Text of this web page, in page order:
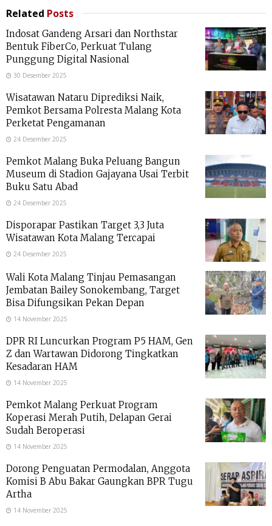
Related Posts
Indosat Gandeng Arsari dan Northstar
Bentuk FiberCo, Perkuat Tulang
Punggung Digital Nasional
30 Desember 2025
Wisatawan Nataru Diprediksi Naik,
Pemkot Bersama Polresta Malang Kota
Perketat Pengamanan
24 Desember 2025
Pemkot Malang Buka Peluang Bangun
Museum di Stadion Gajayana Usai Terbit
Buku Satu Abad
24 Desember 2025
Disporapar Pastikan Target 3,3 Juta
Wisatawan Kota Malang Tercapai
24 Desember 2025
Wali Kota Malang Tinjau Pemasangan
Jembatan Bailey Sonokembang, Target
Bisa Difungsikan Pekan Depan
14 November 2025
DPR RI Luncurkan Program P5 HAM, Gen
Z dan Wartawan Didorong Tingkatkan
Kesadaran HAM
14 November 2025
Pemkot Malang Perkuat Program
Koperasi Merah Putih, Delapan Gerai
Sudah Beroperasi
14 November 2025
Dorong Penguatan Permodalan, Anggota
Komisi B Abu Bakar Gaungkan BPR Tugu
Artha
14 November 2025